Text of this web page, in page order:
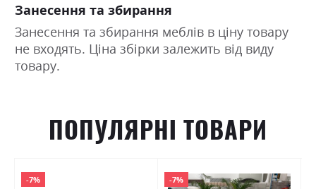
Занесення та збирання
Занесення та збирання меблів в ціну товару
не входять. Ціна збірки залежить від виду
товару.
ПОПУЛЯРНІ ТОВАРИ
-7% -7%